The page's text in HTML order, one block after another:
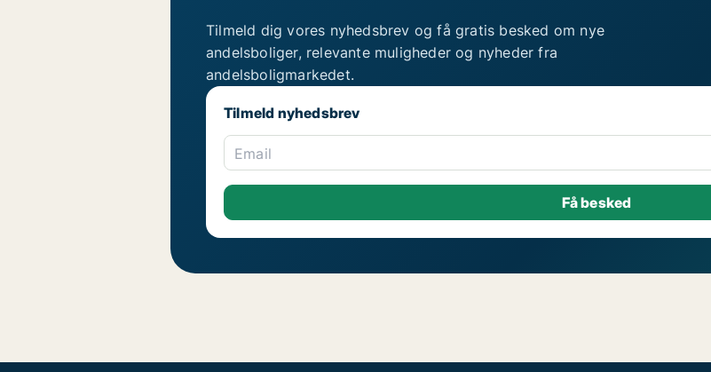
Tilmeld dig vores nyhedsbrev og få gratis besked om nye
andelsboliger, relevante muligheder og nyheder fra
andelsboligmarkedet.
Tilmeld nyhedsbrev
Email